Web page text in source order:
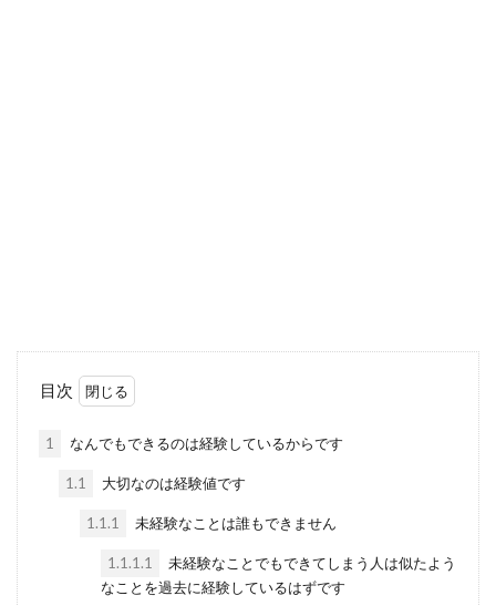
目次
1 なんでもできるのは経験しているからです
1.1 大切なのは経験値です
1.1.1 未経験なことは誰もできません
1.1.1.1
未経験なことでもできてしまう人は似たよう
なことを過去に経験しているはずです